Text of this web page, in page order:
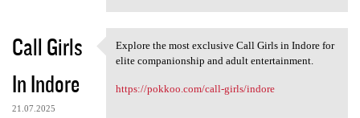
Call Girls
In Indore
21.07.2025
Explore the most exclusive
Explore the most exclusive Call Girls in Indore for
elite companionship and adult entertainment.
https://pokkoo.com/call-girls/indore